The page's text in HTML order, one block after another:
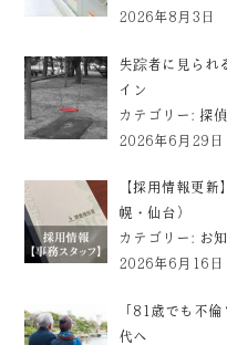
2026年8月3日
失踪者に見られ
イン
カテゴリー:探
2026年6月29日
【採用情報更
幌・仙台）
カテゴリー: お
2026年6月16日
「81歳でも不
代へ